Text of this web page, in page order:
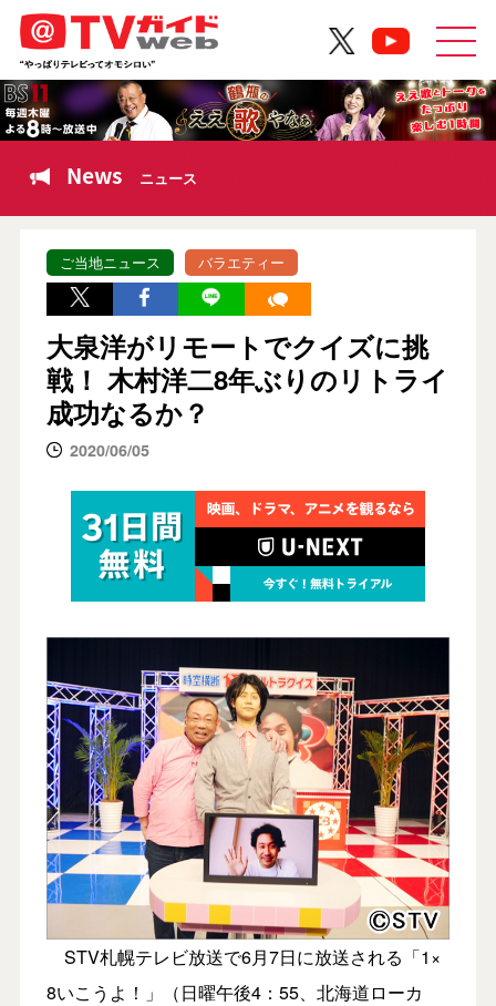
News ニュース
ご当地ニュース バラエティー
大泉洋がリモートでクイズに挑
戦！ 木村洋二8年ぶりのリトライ
成功なるか？
2020/06/05
STV札幌テレビ放送で6月7日に放送される「1×
8いこうよ！」（日曜午後4：55、北海道ローカ